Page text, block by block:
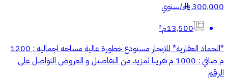
300,000
§
/سنوي
13,500م²
*الحماد العقارية* للايجار مستودع خطورة عالية مساحه اجماليه : 1200
م صافي : 1000 م تقريبا لمزيد من التفاصيل و العروض التواصل على
الرقم